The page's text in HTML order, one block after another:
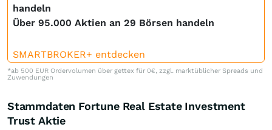
handeln
Über 95.000 Aktien an 29 Börsen handeln
SMARTBROKER+ entdecken
*ab 500 EUR Ordervolumen über gettex für 0€, zzgl. marktüblicher Spreads und
Zuwendungen
Stammdaten Fortune Real Estate Investment
Trust Aktie